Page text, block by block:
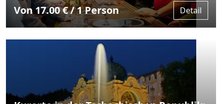
Von 17.00 € / 1 Person
Detail